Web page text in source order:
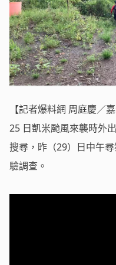
【記者爆料網 周庭慶／
25 日凱米颱風來襲時外
搜尋，昨（29）日中午
驗調查。